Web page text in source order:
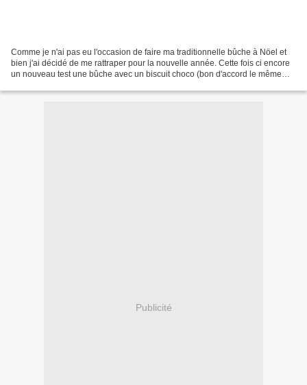
Comme je n'ai pas eu l'occasion de faire ma traditionnelle bûche à Nöel et
bien j'ai décidé de me rattraper pour la nouvelle année. Cette fois ci encore
un nouveau test une bûche avec un biscuit choco (bon d'accord le même
Publicité